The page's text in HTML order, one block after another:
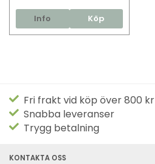
Info Köp
Fri frakt vid köp över 800 kr
Snabba leveranser
Trygg betalning
KONTAKTA OSS